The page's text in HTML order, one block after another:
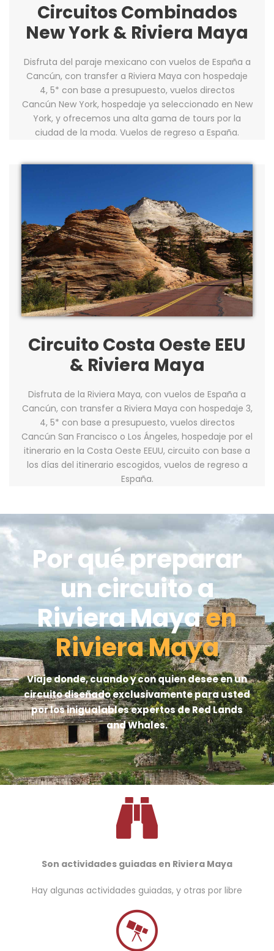
Circuitos Combinados
New York & Riviera Maya
Disfruta del paraje mexicano con vuelos de España a
Cancún, con transfer a Riviera Maya con hospedaje
4, 5* con base a presupuesto, vuelos directos
Cancún New York, hospedaje ya seleccionado en New
York, y ofrecemos una alta gama de tours por la
ciudad de la moda. Vuelos de regreso a España.
Circuito Costa Oeste EEU
& Riviera Maya
Disfruta de la Riviera Maya, con vuelos de España a
Cancún, con transfer a Riviera Maya con hospedaje 3,
4, 5* con base a presupuesto, vuelos directos
Cancún San Francisco o Los Ángeles, hospedaje por el
itinerario en la Costa Oeste EEUU, circuito con base a
los días del itinerario escogidos, vuelos de regreso a
España.
Por qué preparar
un circuito a
Riviera Mayaen
Riviera Maya
Viaje donde, cuando y con quien desee en un
circuito diseñado exclusivamente para usted
por los inigualables expertos de Red Lands
and Whales.
Son actividades guiadas en Riviera Maya
Hay algunas actividades guiadas, y otras por libre